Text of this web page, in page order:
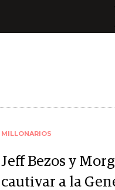
MILLONARIOS
Jeff Bezos y
cautivar a la